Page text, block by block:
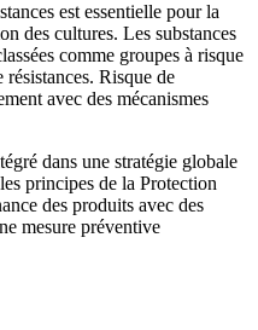
est essentielle pour la
des cultures. Les substances
comme groupes à risque
Risque de
avec des mécanismes
dans une stratégie globale
principes de la Protection
des produits avec des
mesure préventive